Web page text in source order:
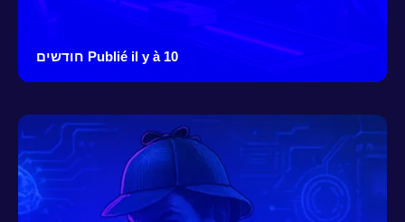
Publié il y à 10 חודשים